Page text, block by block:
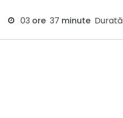
03 ore 37 minute Durată